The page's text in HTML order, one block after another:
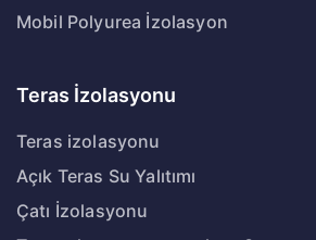
Mobil Polyurea İzolasyon
Teras İzolasyonu
Teras izolasyonu
Açık Teras Su Yalıtımı
Çatı İzolasyonu